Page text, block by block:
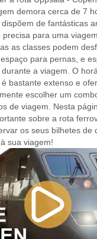
demora cerca de 7
de fantásticas
para uma
as classes podem
para pernas, e
a viagem. O
bastante extenso e
escolher um
de viagem. Nesta
sobre a rota
os seus bilhetes de
sua viagem!